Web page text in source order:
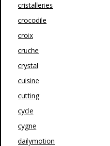
cristalleries
crocodile
croix
cruche
crystal
cuisine
cutting
cycle
cygne
dailymotion